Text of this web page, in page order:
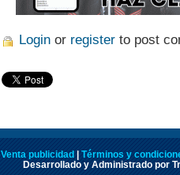
Login or register to post
Venta publicidad | Términos y
Desarrollado y Administrado por